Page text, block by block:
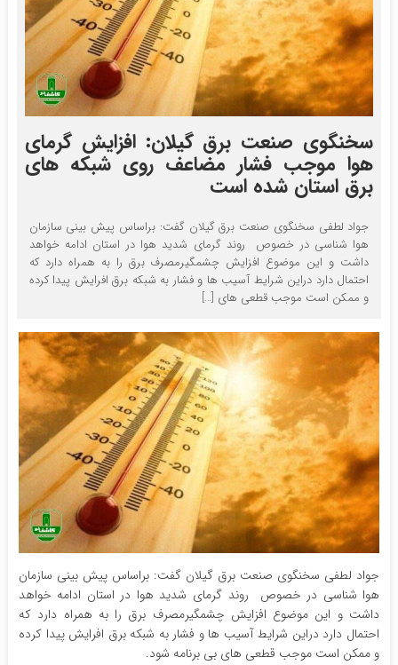
سخنگوی صنعت برق گیلان: افزایش گرمای
هوا موجب فشار مضاعف روی شبکه های
برق استان شده است
جواد لطفی سخنگوی صنعت برق گیلان گفت: براساس پیش بینی سازمان
هوا شناسی در خصوص روند گرمای شدید هوا در استان ادامه خواهد
داشت و این موضوع افزایش چشمگیرمصرف برق را به همراه دارد که
احتمال دارد دراین شرایط آسیب ها و فشار به شبکه برق افرایش پیدا کرده
و ممکن است موجب قطعی های […]
جواد لطفی سخنگوی صنعت برق گیلان گفت: براساس پیش بینی سازمان
هوا شناسی در خصوص روند گرمای شدید هوا در استان ادامه خواهد
داشت و این موضوع افزایش چشمگیرمصرف برق را به همراه دارد که
احتمال دارد دراین شرایط آسیب ها و فشار به شبکه برق افرایش پیدا کرده
و ممکن است موجب قطعی های بی برنامه شود.